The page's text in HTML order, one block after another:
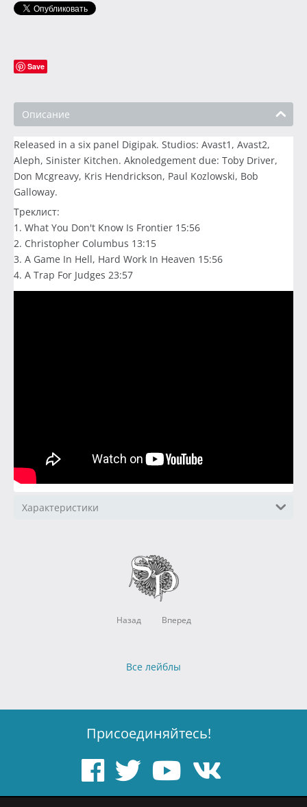
Save
Описание
Released in a six panel Digipak. Studios: Avast1, Avast2,
Aleph, Sinister Kitchen. Aknoledgement due: Toby Driver,
Don Mcgreavy, Kris Hendrickson, Paul Kozlowski, Bob
Galloway.
Треклист:
1. What You Don't Know Is Frontier 15:56
2. Christopher Columbus 13:15
3. A Game In Hell, Hard Work In Heaven 15:56
4. A Trap For Judges 23:57
Характеристики
Назад Вперед
Все лейблы
Присоединяйтесь!